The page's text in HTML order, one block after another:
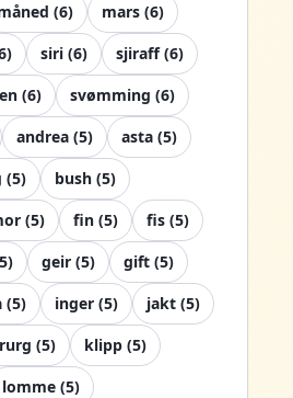
(6) mars (6)
) siri (6) sjiraff(6)
(6) svømming (6)
andrea (5) asta (5)
(5) bush (5)
(5) fin (5) fis (5)
5) geir (5) gift (5)
(5) inger (5) jakt (5)
(5) klipp (5)
lomme (5)